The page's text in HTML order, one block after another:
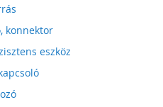
konnektor
eszköz